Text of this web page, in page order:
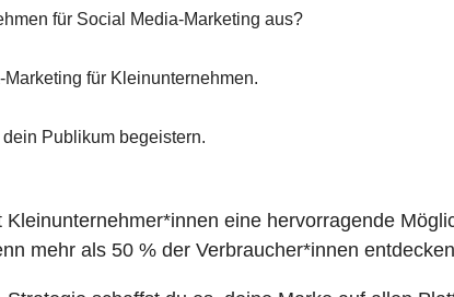
für Social Media-Marketing aus?
für Kleinunternehmen.
Publikum begeistern.
Kleinunternehmer*innen eine hervorragende
mehr als 50 % der Verbraucher*innen